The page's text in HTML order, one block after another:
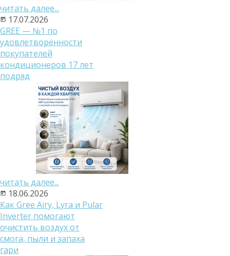
читать далее...
17.07.2026
GREE — №1 по
удовлетворённости
покупателей
кондиционеров 17 лет
подряд
читать далее...
18.06.2026
Как Gree Airy, Lyra и Pular
Inverter помогают
очистить воздух от
смога, пыли и запаха
гари